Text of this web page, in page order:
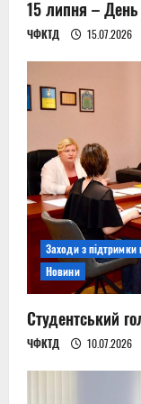
15 липня – День
ЧФКТД 15.07.2026
Заходи з підтримки
Новини
Студентський
ЧФКТД 10.07.2026